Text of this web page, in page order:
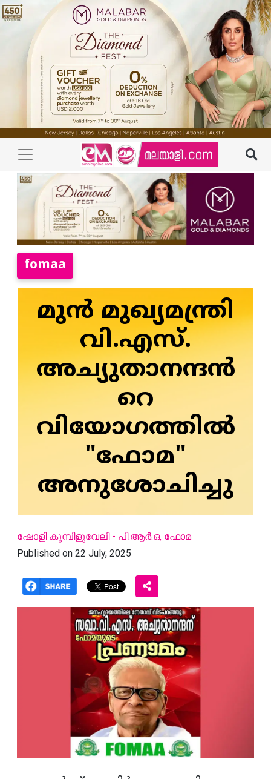
fomaa
മുൻ മുഖ്യമന്ത്രി
വി.എസ്.
അച്യുതാനന്ദൻ
റെ
വിയോഗത്തിൽ
"ഫോമ"
അനുശോചിച്ചു
ഷോളി കുമ്പിളുവേലി - പി.ആർ.ഒ, ഫോമ
Published on 22 July, 2025